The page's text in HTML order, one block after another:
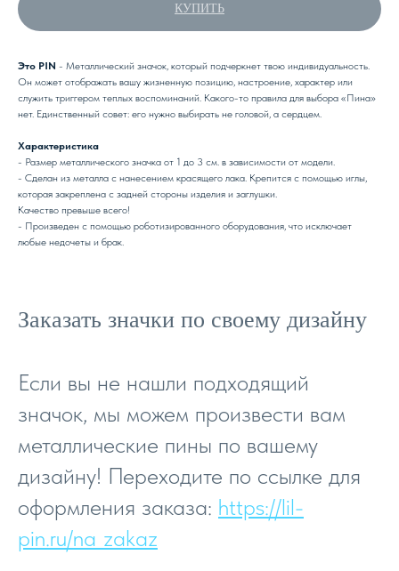
КУПИТЬ
Это PIN - Металлический значок, который подчеркнет твою индивидуальность.
Он может отображать вашу жизненную позицию, настроение, характер или
служить триггером теплых воспоминаний. Какого-то правила для выбора «Пина»
нет. Единственный совет: его нужно выбирать не головой, а сердцем.
Характеристика
- Размер металлического значка от 1 до 3 см. в зависимости от модели.
- Сделан из металла с нанесением красящего лака. Крепится с помощью иглы,
которая закреплена с задней стороны изделия и заглушки.
Качество превыше всего!
- Произведен с помощью роботизированного оборудования, что исключает
любые недочеты и брак.
Заказать значки по своему дизайну
Если вы не нашли подходящий
значок, мы можем произвести вам
металлические пины по вашему
дизайну! Переходите по ссылке для
оформления заказа: https://lil-
pin.ru/na_zakaz